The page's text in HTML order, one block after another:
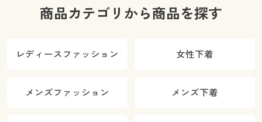
商品カテゴリから商品を探す
レディースファッション 女性下着
メンズファッション メンズ下着